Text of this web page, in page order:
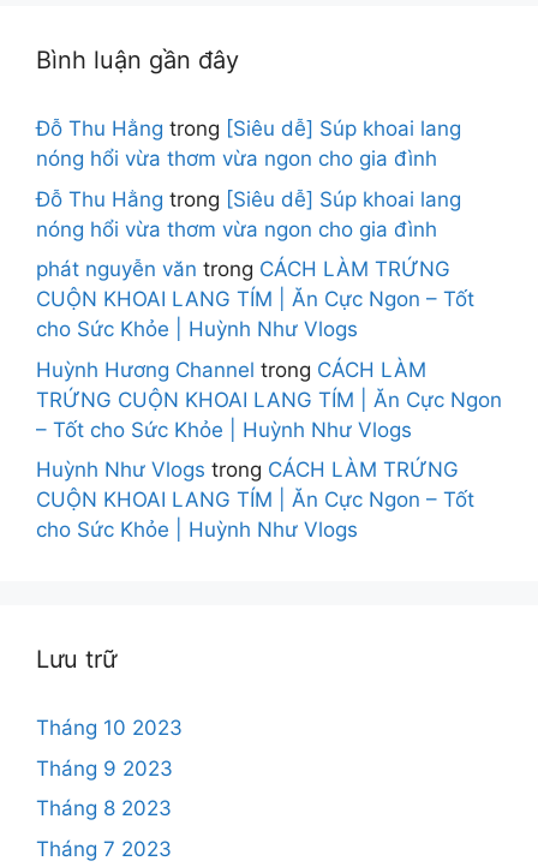
Bình luận gần đây
Đỗ Thu Hằng trong [Siêu dễ] Súp khoai lang
nóng hổi vừa thơm vừa ngon cho gia đình
Đỗ Thu Hằng trong [Siêu dễ] Súp khoai lang
nóng hổi vừa thơm vừa ngon cho gia đình
phát nguyễn văn trong CÁCH LÀM TRỨNG
CUỘN KHOAI LANG TÍM | Ăn Cực Ngon – Tốt
cho Sức Khỏe | Huỳnh Như Vlogs
Huỳnh Hương Channel trong CÁCH LÀM
TRỨNG CUỘN KHOAI LANG TÍM | Ăn Cực Ngon
– Tốt cho Sức Khỏe | Huỳnh Như Vlogs
Huỳnh Như Vlogs trong CÁCH LÀM TRỨNG
CUỘN KHOAI LANG TÍM | Ăn Cực Ngon – Tốt
cho Sức Khỏe | Huỳnh Như Vlogs
Lưu trữ
Tháng 10 2023
Tháng 9 2023
Tháng 8 2023
Tháng 7 2023